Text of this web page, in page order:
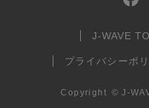
J-WAVE
プライバシーポ
Copyright © J-